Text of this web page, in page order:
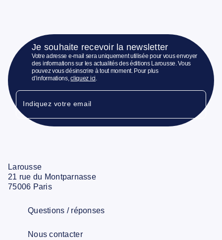
Je souhaite recevoir la newsletter
Votre adresse e-mail sera uniquement utilisée pour vous envoyer
des informations sur les actualités des éditions Larousse. Vous
pouvez vous désinscrire à tout moment. Pour plus
d’informations,cliquez ici
Indiquez votre email
Larousse
21 rue du Montparnasse
75006 Paris
Questions / réponses
Nous contacter